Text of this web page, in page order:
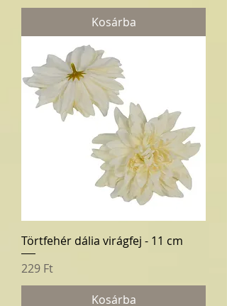
Kosárba
Törtfehér dália virágfej - 11 cm
Ár
229 Ft
Kosárba